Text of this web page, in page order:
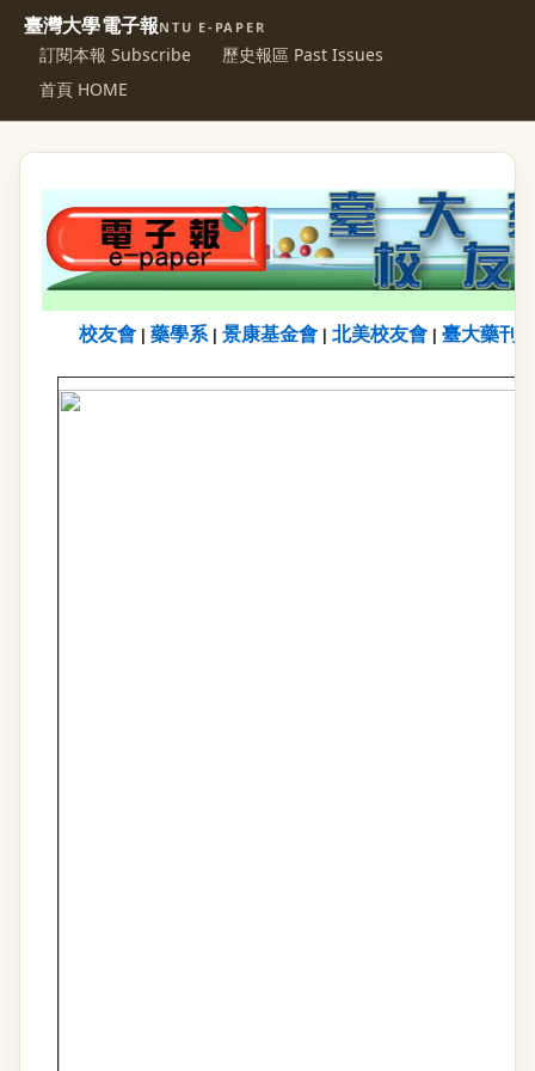
臺灣大學電子報NTU E-PAPER
訂閱本報 Subscribe
歷史報區 Past Issues
首頁 HOME
校友會 藥學系| 景康基金會 北美校友會 臺大藥刊